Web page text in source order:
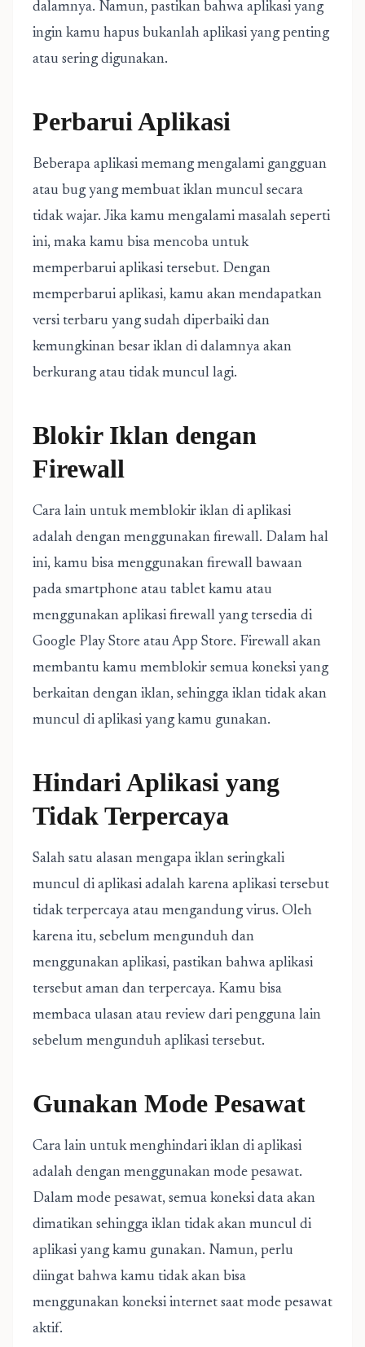
dalamnya. Namun, pastikan bahwa aplikasi yang
ingin kamu hapus bukanlah aplikasi yang penting
atau sering digunakan.
Perbarui Aplikasi
Beberapa aplikasi memang mengalami gangguan
atau bug yang membuat iklan muncul secara
tidak wajar. Jika kamu mengalami masalah seperti
ini, maka kamu bisa mencoba untuk
memperbarui aplikasi tersebut. Dengan
memperbarui aplikasi, kamu akan mendapatkan
versi terbaru yang sudah diperbaiki dan
kemungkinan besar iklan di dalamnya akan
berkurang atau tidak muncul lagi.
Blokir Iklan dengan
Firewall
Cara lain untuk memblokir iklan di aplikasi
adalah dengan menggunakan firewall. Dalam hal
ini, kamu bisa menggunakan firewall bawaan
pada smartphone atau tablet kamu atau
menggunakan aplikasi firewall yang tersedia di
Google Play Store atau App Store. Firewall akan
membantu kamu memblokir semua koneksi yang
berkaitan dengan iklan, sehingga iklan tidak akan
muncul di aplikasi yang kamu gunakan.
Hindari Aplikasi yang
Tidak Terpercaya
Salah satu alasan mengapa iklan seringkali
muncul di aplikasi adalah karena aplikasi tersebut
tidak terpercaya atau mengandung virus. Oleh
karena itu, sebelum mengunduh dan
menggunakan aplikasi, pastikan bahwa aplikasi
tersebut aman dan terpercaya. Kamu bisa
membaca ulasan atau review dari pengguna lain
sebelum mengunduh aplikasi tersebut.
Gunakan Mode Pesawat
Cara lain untuk menghindari iklan di aplikasi
adalah dengan menggunakan mode pesawat.
Dalam mode pesawat, semua koneksi data akan
dimatikan sehingga iklan tidak akan muncul di
aplikasi yang kamu gunakan. Namun, perlu
diingat bahwa kamu tidak akan bisa
menggunakan koneksi internet saat mode pesawat
aktif.